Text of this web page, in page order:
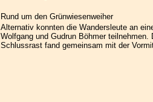
Rund um den Grünwiesenweiher
Alternativ konnten die Wandersleute an
Wolfgang und Gudrun Böhmer
Schlussrast fand gemeinsam mit der